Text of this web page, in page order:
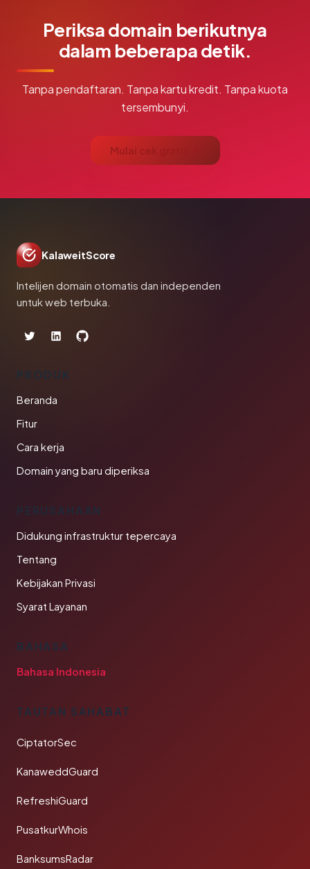
Periksa domain berikutnya
dalam beberapa detik.
Tanpa pendaftaran. Tanpa kartu kredit. Tanpa kuota
tersembunyi.
Mulai cek gratis →
KalaweitScore
Intelijen domain otomatis dan independen
untuk web terbuka.
PRODUK
Beranda
Fitur
Cara kerja
Domain yang baru diperiksa
PERUSAHAAN
Didukung infrastruktur tepercaya
Tentang
Kebijakan Privasi
Syarat Layanan
BAHASA
Bahasa Indonesia
TAUTAN SAHABAT
CiptatorSec
KanaweddGuard
RefreshiGuard
PusatkurWhois
BanksumsRadar